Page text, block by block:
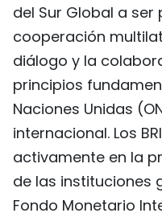
del Sur Global a
cooperación
diálogo y la
principios
Naciones Unidas
internacional. Los
activamente en la
de las instituciones
Fondo Monetario